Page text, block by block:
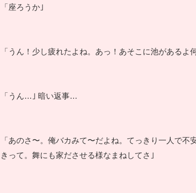
「座ろうか｣
「うん！少し疲れたよね。あっ！あそこに池があるよ
「うん…｣ 暗い返事…
「あのさ〜。俺バカみて〜だよね。てっきり一人で不
きって。舞にも家ださせる様なまねしてさ｣